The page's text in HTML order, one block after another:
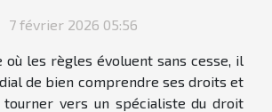
7 février 2026 05:56
où les règles évoluent sans cesse, il
de bien comprendre ses droits et
tourner vers un spécialiste du droit